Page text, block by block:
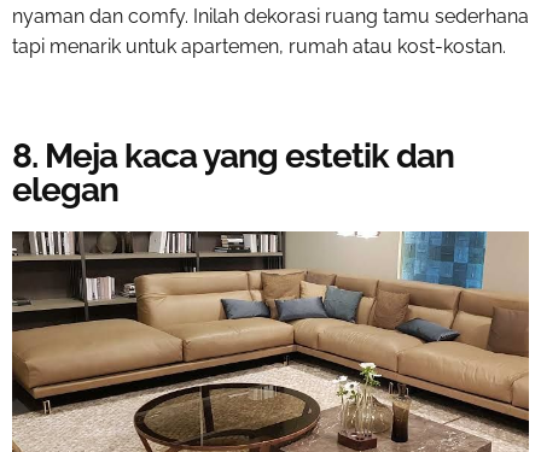
nyaman dan comfy. Inilah dekorasi ruang tamu sederhana
tapi menarik untuk apartemen, rumah atau kost-kostan.
8. Meja kaca yang estetik dan
elegan